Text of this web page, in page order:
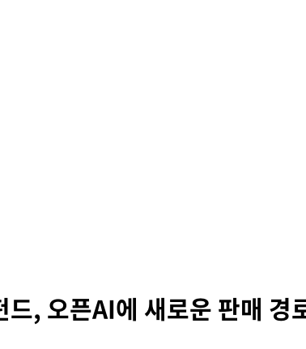
드, 오픈AI에 새로운 판매 경